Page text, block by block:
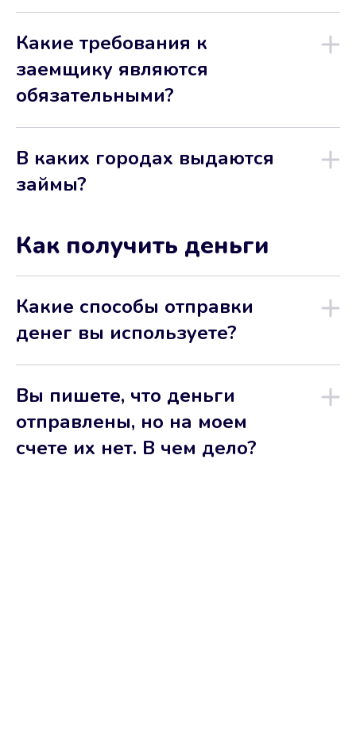
Какие требования к
заемщику являются
обязательными?
В каких городах выдаются
займы?
Как получить деньги
Какие способы отправки
денег вы используете?
Вы пишете, что деньги
отправлены, но на моем
счете их нет. В чем дело?